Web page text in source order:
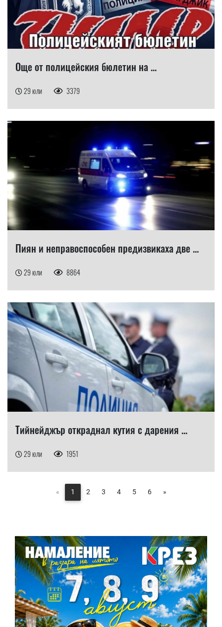
Още от полицейския бюлетин на ...
29 юли 3379
Пиян и неправоспособен предизвикаха две ...
29 юли 8864
Тийнейджър откраднал кутия с дарения ...
29 юли 1951
« 1 2 3 4 5 6 »